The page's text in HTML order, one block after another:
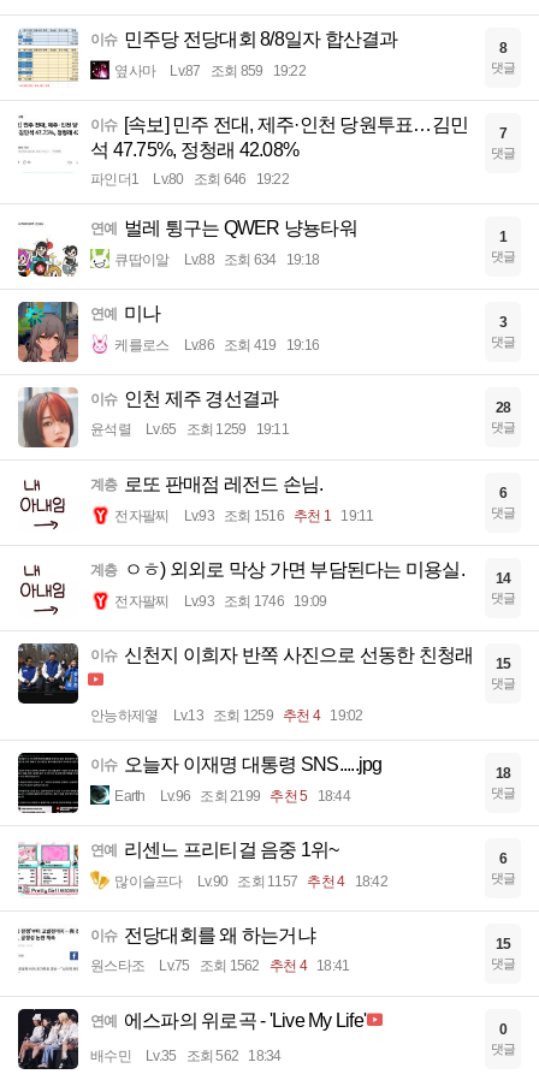
이슈 민주당 전당대회 8/8일자 합산결과
옆사마 Lv.87 조회 859 19:22
8
댓글
이슈 [속보] 민주 전대, 제주·인천 당원투표…김민
석 47.75%, 정청래 42.08%
파인더1 Lv.80 조회 646 19:22
7
댓글
연예 벌레 튕구는 QWER 냥뇽타워
큐땁이알 Lv.88 조회 634 19:18
1
댓글
연예 미나
케를로스 Lv.86 조회 419 19:16
3
댓글
이슈 인천 제주 경선결과
윤석렬 Lv.65 조회 1259 19:11
28
댓글
계층 로또 판매점 레전드 손님.
전자팔찌 Lv.93 조회 1516 추천 1 19:11
6
댓글
계층 ㅇㅎ) 외외로 막상 가면 부담된다는 미용실.
전자팔찌 Lv.93 조회 1746 19:09
14
댓글
이슈 신천지 이희자 반쪽 사진으로 선동한 친청래
안능하제옇 Lv.13 조회 1259 추천 4 19:02
15
댓글
이슈 오늘자 이재명 대통령 SNS.....jpg
Earth Lv.96 조회 2199 추천 5 18:44
18
댓글
연예 리센느 프리티걸 음중 1위~
많이슬프다 Lv.90 조회 1157 추천 4 18:42
6
댓글
이슈 전당대회를 왜 하는거냐
원스타조 Lv.75 조회 1562 추천 4 18:41
15
댓글
연예 에스파의 위로곡 - 'Live My Life'
배수민 Lv.35 조회 562 18:34
0
댓글